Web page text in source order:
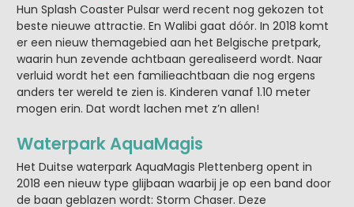
Hun Splash Coaster Pulsar werd recent nog gekozen tot
beste nieuwe attractie. En Walibi gaat dóór. In 2018 komt
er een nieuw themagebied aan het Belgische pretpark,
waarin hun zevende achtbaan gerealiseerd wordt. Naar
verluid wordt het een familieachtbaan die nog ergens
anders ter wereld te zien is. Kinderen vanaf 1.10 meter
mogen erin. Dat wordt lachen met z’n allen!
Waterpark AquaMagis
Het Duitse waterpark AquaMagis Plettenberg opent in
2018 een nieuw type glijbaan waarbij je op een band door
de baan geblazen wordt: Storm Chaser. Deze